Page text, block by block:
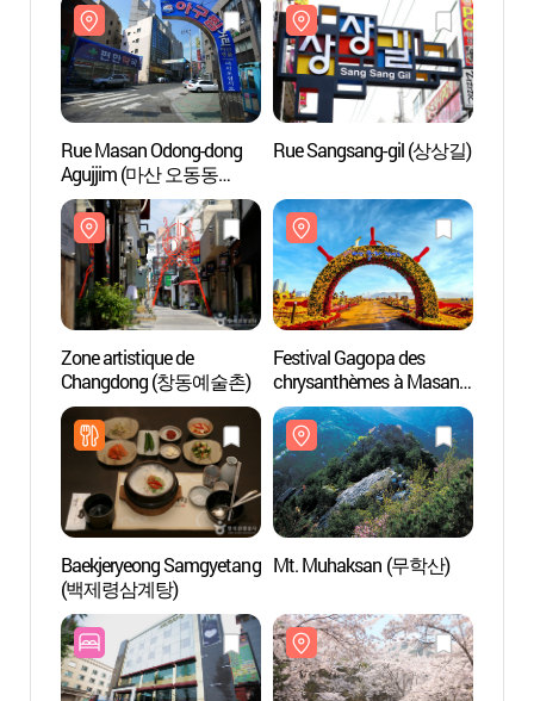
Rue Masan Odong-dong
Agujjim (마산 오동동
아구찜거리)
Rue Sangsang-gil (상상길)
Zone artistique de
Changdong (창동예술촌)
Festival Gagopa des
chrysanthèmes à Masan
(마산 가고파국화축제)
Baekjeryeong Samgyetang
(백제령삼계탕)
Mt. Muhaksan (무학산)